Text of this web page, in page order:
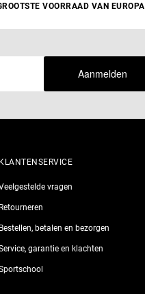
VOORRAAD VAN EUROPA
Aanmelden
KLANTENSERVICE
vragen
Retourneren
Bestellen, betalen en bezorgen
garantie en klachten